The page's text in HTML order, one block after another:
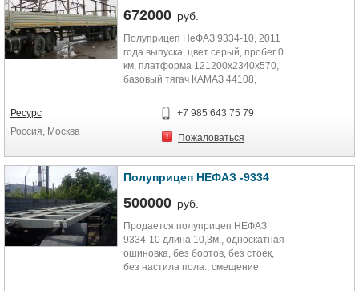
672000 руб.
Полуприцеп НеФАЗ 9334-10, 2011
года выпуска, цвет серый, пробег 0
км, платформа 121200х2340х570,
базовый тягач КАМАЗ 44108,
Ресурс
Россия, Москва
+7 985 643 75 79
Пожаловаться
Полуприцеп НЕФАЗ -9334
500000 руб.
Продается полуприцеп НЕФАЗ
9334-10 длина 10,3м., односкатная
ошиновка, без бортов, без стоек,
без настила пола., смещение